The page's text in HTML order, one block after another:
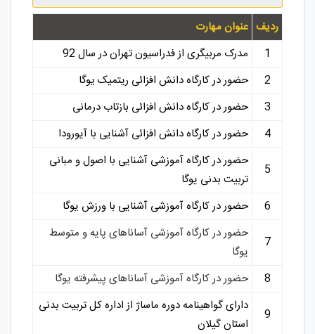
ردیف عنوان مهارت
1
مدرک مربیگری از فدراسیون تهران در سال 92
2
حضور در کارگاه دانش افزائی ریتمیک یوگا
3
حضور در کارگاه دانش افزائی بازتاب درمانی
4
حضور در کارگاه دانش افزائی آشنایی با آیورودا
5
حضور در کارگاه آموزشی آشنایی با اصول و مبانی
تربیت بدنی یوگا
6
حضور در کارگاه آموزشی آشنایی با ورزش یوگا
7
حضور در کارگاه آموزشی آساناهای پایه و متوسط
یوگا
8
حضور در کارگاه آموزشی آساناهای پیشرفته یوگا
9
دارای گواهینامه دوره ماساژ از اداره کل تربیت بدنی
استان گیلان